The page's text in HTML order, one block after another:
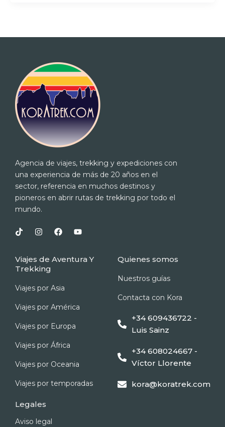
Agencia de viajes, trekking y expediciones con
una experiencia de más de 20 años en el
sector, referencia en muchos destinos y
pioneros en abrir rutas de trekking por todo el
mundo.
T
i
t
o
k
I
a
g
a
m
F
a
b
k
Y
u
Viajes de Aventura Y
Trekking
Viajes por Asia
Viajes por América
Viajes por Europa
Viajes por África
Viajes por Oceania
Viajes por temporadas
Quienes somos
Nuestros guías
Contacta con Kora
+34 609436722 -
Luis Sainz
+34 608024667 -
Víctor Llorente
kora@koratrek.com
Legales
Aviso legal